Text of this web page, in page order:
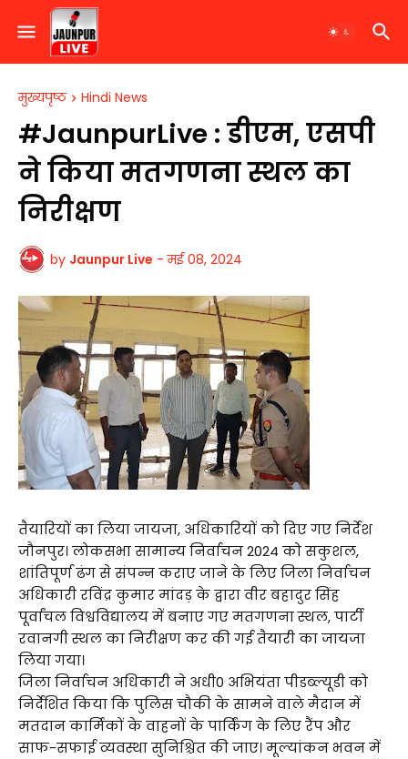
मुख्यपृष्ठ Hindi News
#JaunpurLive : डीएम, एसपी
ने किया मतगणना स्थल का
निरीक्षण
by Jaunpur Live - मई 08, 2024
तैयारियों का लिया जायजा, अधिकारियों को दिए गए निर्देश
जौनपुर। लोकसभा सामान्य निर्वाचन 2024 को सकुशल,
शांतिपूर्ण ढंग से संपन्न कराए जाने के लिए जिला निर्वाचन
अधिकारी रविंद्र कुमार मांदड़ के द्वारा वीर बहादुर सिंह
पूर्वांचल विश्वविद्यालय में बनाए गए मतगणना स्थल, पार्टी
रवानगी स्थल का निरीक्षण कर की गई तैयारी का जायजा
लिया गया।
जिला निर्वाचन अधिकारी ने अधी0 अभियंता पीडब्ल्यूडी को
निर्देशित किया कि पुलिस चौकी के सामने वाले मैदान में
मतदान कार्मिकों के वाहनों के पार्किंग के लिए रैंप और
साफ-सफाई व्यवस्था सुनिश्चित की जाए। मूल्यांकन भवन में